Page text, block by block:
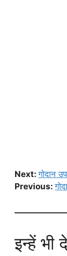
Next:गोदान
Previous:
इन्हें भी